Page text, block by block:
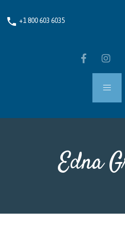
phone +1 800 603 6035
Edna